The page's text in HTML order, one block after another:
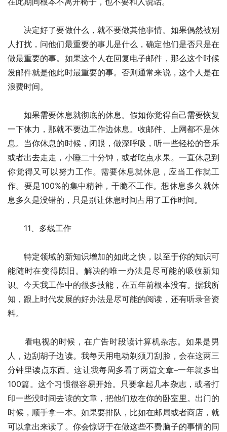
决定好了要做什么，就不要做其他事情。如果偶然被别
人打扰，问他们最重要的事儿是什么，确定他们是否只是在
做最重要的事。如果这个人在回复电子邮件，那么这个时候
发邮件就是他此时最重要的事。否则通常来说，这个人是在
浪费时间。
如果需要休息就彻底的休息。假如你觉得自己需要恢复
一下体力，那就不要边工作边休息。收邮件、上网都不是休
息。当你休息的时候，闭眼，做深呼吸，听一些轻松的音乐
或者出去走走，小睡二十分钟，或者吃点水果。一直休息到
你觉得又可以努力工作。需要休息就休息，应当工作就工
作。要是100%的集中精神，干脆不工作。想休息多久就休
息多久是没错的，只是别让休息时间占用了工作时间。
11、多线工作
特定领域的新知识增加的如此之快，以至于你的知识可
能随时在变得陈旧。解决的唯一办法是尽可能的吸收新知
识。今天我工作中的很多技能，在五年前根本没有。据我所
知，跟上时代发展的好办法是尽可能的阅读，还有听录音资
料。
看电视的时候，在广告时段读计算机杂志。如果是男
人，边刮胡子边读。我每天用电动剃须刀刮脸，会在这两三
分钟里读点东西。这让我每周多看了两篇文章–一年就多出
100篇。这个习惯很容易开始。只要拿起几本杂志，或者打
印一些没时间去读的文章，把他们放在你的卧室里。出门的
时候，顺手拿一本。如果要排队，比如在邮局或者商店，就
可以拿出来读了。你会惊讶于在做这些不费脑子的事情的同